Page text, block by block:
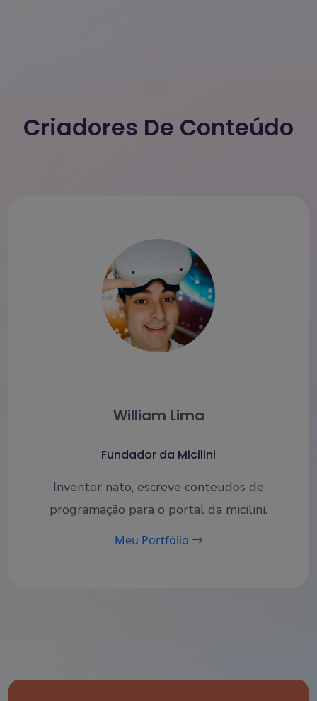
Criadores De Conteúdo
William Lima
Fundador da Micilini
Inventor nato, escreve conteudos de
programação para o portal da micilini.
Meu Portfólio